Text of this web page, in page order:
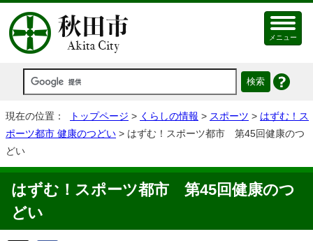
メニュー
現在の位置： トップページ > くらしの情報 > スポーツ > はずむ！ス
ポーツ都市 健康のつどい > はずむ！スポーツ都市 第45回健康のつ
どい
はずむ！スポーツ都市 第45回健康のつ
どい